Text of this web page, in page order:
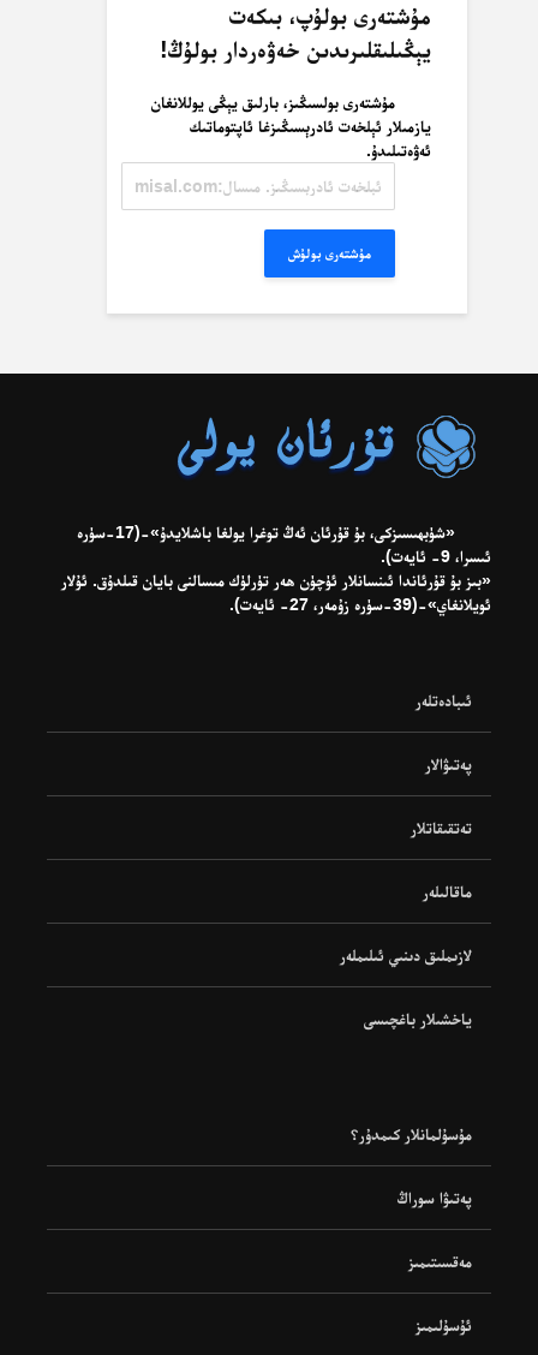
مۇشتەرى بولۇپ، بىكەت
يېڭىلىقلىرىدىن خەۋەردار بولۇڭ!
مۇشتەرى بولسىڭىز، بارلىق يېڭى يوللانغان
يازمىلار ئېلخەت ئادرېسىڭىزغا ئاپتوماتىك
ئەۋەتىلىدۇ.
ئادرېسىڭىز.
مۇشتەرى بولۇش
«شۈبھىسىزكى، بۇ قۇرئان ئەڭ توغرا يولغا باشلايدۇ»-(17-سۈرە
ئىسرا، 9- ئايەت).
«بىز بۇ قۇرئاندا ئىنسانلار ئۈچۈن ھەر تۈرلۈك مىسالنى بايان قىلدۇق. ئۇلار
ئويلانغاي»-(39-سۈرە زۇمەر، 27- ئايەت).
ئىبادەتلەر
پەتىۋالار
تەتقىقاتلار
ماقالىلەر
لازىملىق دىنىي ئىلىملەر
ياخشىلار باغچىسى
مۇسۇلمانلار كىمدۇر؟
پەتىۋا سوراڭ
مەقسىتىمىز
ئۇسۇلىمىز